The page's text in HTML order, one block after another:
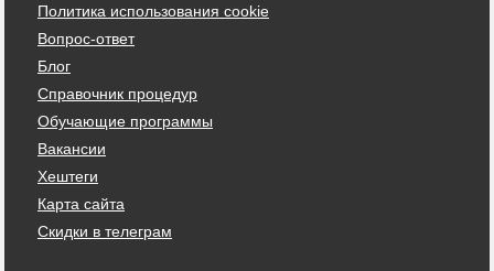
Политика использования cookie
Вопрос-ответ
Блог
Справочник процедур
Обучающие программы
Вакансии
Хештеги
Карта сайта
Скидки в телеграм